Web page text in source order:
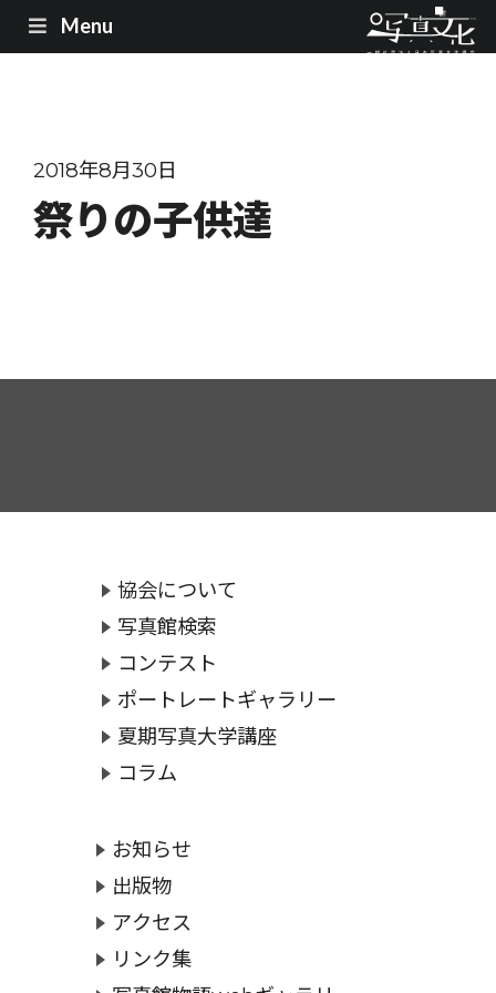
Menu
2018年8月30日
祭りの子供達
協会について
写真館検索
コンテスト
ポートレートギャラリー
夏期写真大学講座
コラム
お知らせ
出版物
アクセス
リンク集